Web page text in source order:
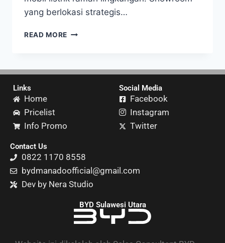
yang berlokasi strategis…
READ MORE
Links
Home
Pricelist
Info Promo
Social Media
Facebook
Instagram
Twitter
Contact Us
0822 1170 8558
bydmanadoofficial@gmail.com
Dev by Nera Studio
BYD Sulawesi Utara